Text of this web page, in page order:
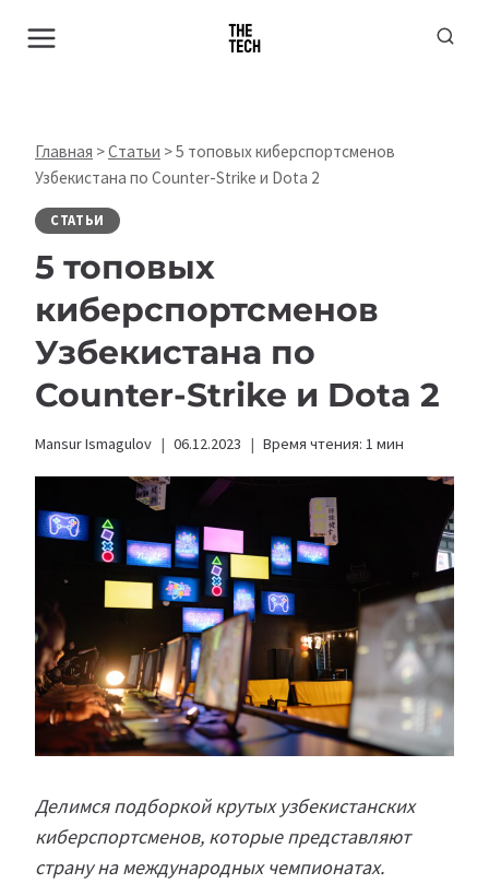
Главная >Статьи >5 топовых киберспортсменов
Узбекистана по Counter-Strike и Dota 2
СТАТЬИ
5 топовых
киберспортсменов
Узбекистана по
Counter-Strike и Dota 2
Mansur Ismagulov 06.12.2023 Время чтения: 1 мин
Делимся подборкой крутых узбекистанских
киберспортсменов, которые представляют
страну на международных чемпионатах.